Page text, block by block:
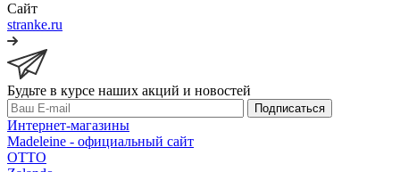
Сайт
stranke.ru
Будьте в курсе наших акций и новостей
Подписаться
Интернет-магазины
Madeleine - официальный сайт
OTTO